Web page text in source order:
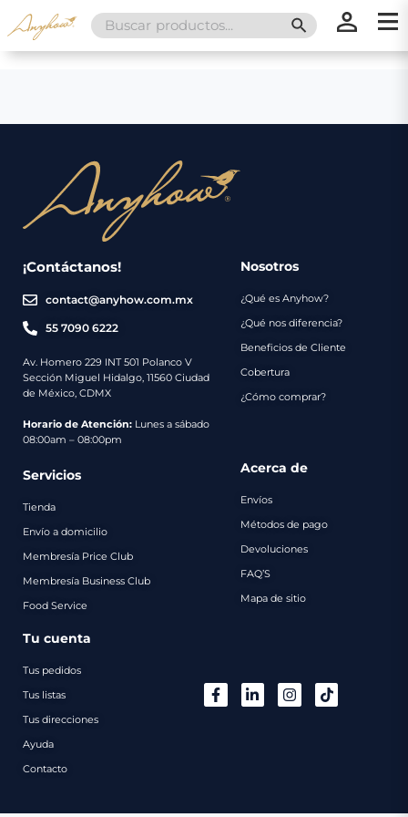
Search
for:
SEARCH
¡Contáctanos!
contact@anyhow.com.mx
55 7090 6222
Av. Homero 229 INT 501 Polanco V
Sección Miguel Hidalgo, 11560 Ciudad
de México, CDMX
Horario de Atención: Lunes a sábado
08:00am – 08:00pm
Nosotros
¿Qué es Anyhow?
¿Qué nos diferencia?
Beneficios de Cliente
Cobertura
¿Cómo comprar?
Servicios
Tienda
Envío a domicilio
Membresía Price Club
Membresía Business Club
Food Service
Acerca de
Envíos
Métodos de pago
Devoluciones
FAQ’S
Mapa de sitio
Tu cuenta
Tus pedidos
Tus listas
Tus direcciones
Ayuda
Contacto
Nosotros
Servicios
Envíos
Métodos
de
Catálogo
Regalos
Contacto